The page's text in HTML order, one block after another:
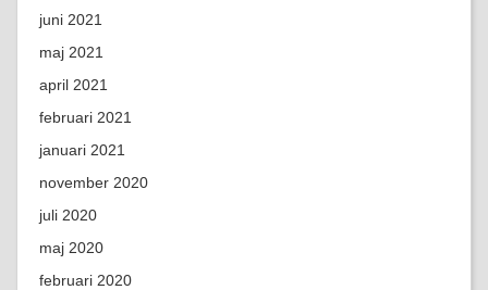
juni 2021
maj 2021
april 2021
februari 2021
januari 2021
november 2020
juli 2020
maj 2020
februari 2020